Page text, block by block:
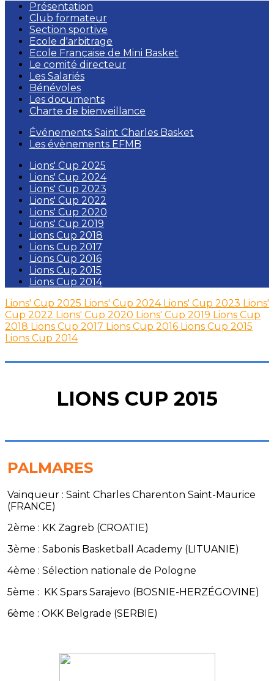
Présentation
Club formateur
Section sportive
Ecole d'arbitrage
Ecole Française de Mini Basket
Le comité directeur
Les Salariés
Bénévoles
Les documents
Charte de bienveillance
Événements Saint Charles Basket
Les évènements EFMB
Lions' Cup 2025
Lions' Cup 2024
Lions' Cup 2023
Lions' Cup 2022
Lions' Cup 2020
Lions' Cup 2019
Lions Cup 2018
Lions Cup 2017
Lions Cup 2016
Lions Cup 2015
Lions Cup 2014
Lions' Cup 2025 Lions' Cup 2024 Lions' Cup 2023 Lions'
Cup 2022 Lions' Cup 2020 Lions' Cup 2019 Lions Cup
2018 Lions Cup 2017 Lions Cup 2016 Lions Cup 2015
Lions Cup 2014
LIONS CUP 2015
PALMARES
Vainqueur : Saint Charles Charenton Saint-Maurice
(FRANCE)
2ème : KK Zagreb (CROATIE)
3ème : Sabonis Basketball Academy (LITUANIE)
4ème : Sélection nationale de Pologne
5ème : KK Spars Sarajevo (BOSNIE-HERZÉGOVINE)
6ème : OKK Belgrade (SERBIE)